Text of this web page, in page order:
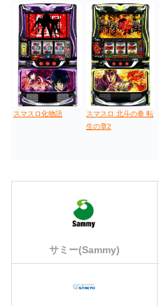
スマスロ化物語
スマスロ 北斗の拳 転
生の章2
サミー(Sammy)